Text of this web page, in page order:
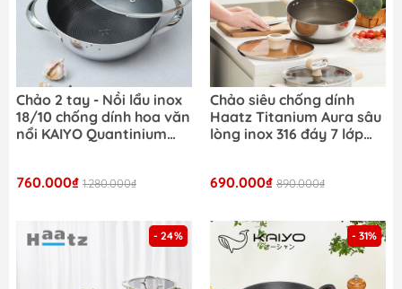
Chảo 2 tay - Nồi lẩu inox
18/10 chống dính hoa văn
nổi KAIYO Quantinium
760.000₫ 1.280.000₫
Chảo siêu chống dính
Haatz Titanium Aura sâu
lòng inox 316 đáy 7 lớp
690.000₫ 890.000₫
- 24% - 31%